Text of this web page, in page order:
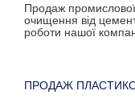
Продаж промислової
очищення від
роботи нашої
ПРОДАЖ